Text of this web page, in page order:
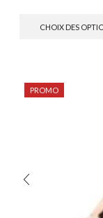
CHOIX DES
PROMO